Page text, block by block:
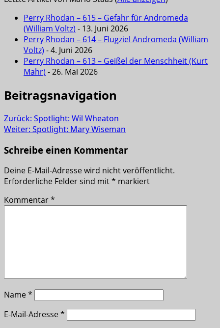
Perry Rhodan – 615 – Gefahr für Andromeda
(William Voltz) - 13. Juni 2026
Perry Rhodan – 614 – Flugziel Andromeda (William
Voltz) - 4. Juni 2026
Perry Rhodan – 613 – Geißel der Menschheit (Kurt
Mahr) - 26. Mai 2026
Beitragsnavigation
Zurück: Spotlight: Wil Wheaton
Weiter: Spotlight: Mary Wiseman
Schreibe einen Kommentar
Deine E-Mail-Adresse wird nicht veröffentlicht.
Erforderliche Felder sind mit* markiert
Kommentar*
Name*
E-Mail-Adresse*